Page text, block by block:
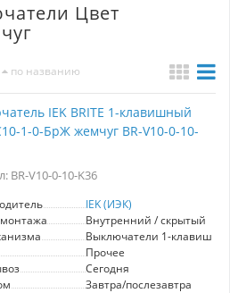
Цвет
по названию
IEK BRITE 1-клавишный
1-0-БрЖ жемчуг BR-V10-0-10-
BR-V10-0-10-K36
IEK (ИЭК)
Внутренний / скрытый
Выключатели 1-
Прочее
Сегодня
Завтра/послезавтра